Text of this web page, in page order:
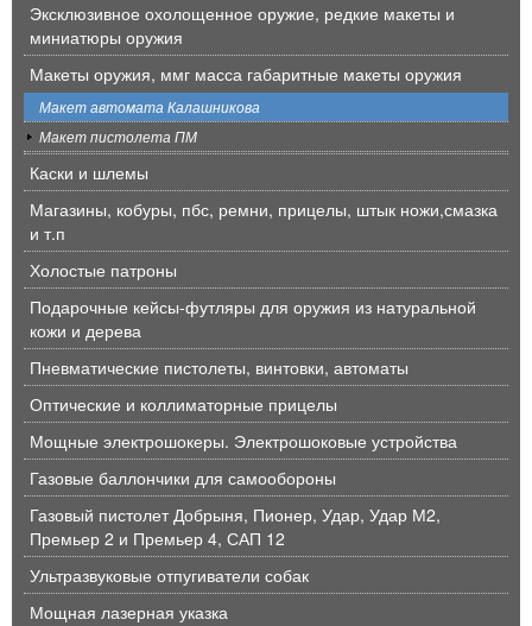
Эксклюзивное охолощенное оружие, редкие макеты и
миниатюры оружия
Макеты оружия, ммг масса габаритные макеты оружия
Макет автомата Калашникова
Макет пистолета ПМ
Каски и шлемы
Магазины, кобуры, пбс, ремни, прицелы, штык ножи,смазка
и т.п
Холостые патроны
Подарочные кейсы-футляры для оружия из натуральной
кожи и дерева
Пневматические пистолеты, винтовки, автоматы
Оптические и коллиматорные прицелы
Мощные электрошокеры. Электрошоковые устройства
Газовые баллончики для самообороны
Газовый пистолет Добрыня, Пионер, Удар, Удар М2,
Премьер 2 и Премьер 4, САП 12
Ультразвуковые отпугиватели собак
Мощная лазерная указка